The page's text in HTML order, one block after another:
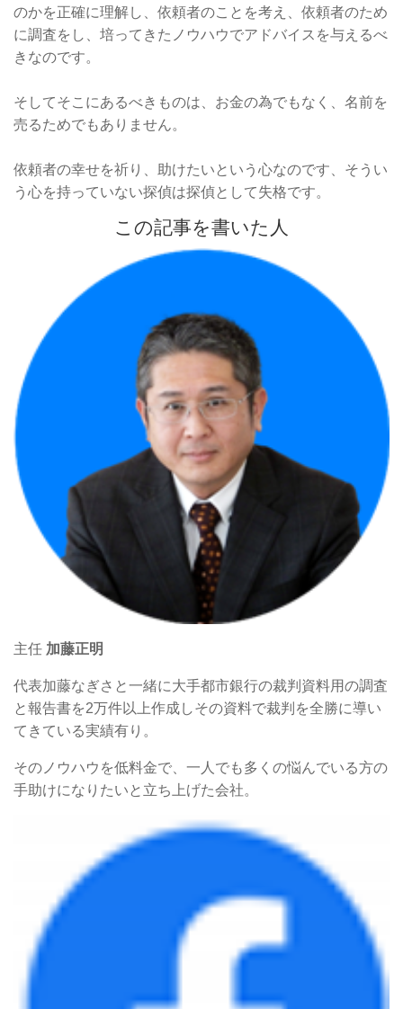
のかを正確に理解し、依頼者のことを考え、依頼者のため
に調査をし、培ってきたノウハウでアドバイスを与えるべ
きなのです。
そしてそこにあるべきものは、お金の為でもなく、名前を
売るためでもありません。
依頼者の幸せを祈り、助けたいという心なのです、そうい
う心を持っていない探偵は探偵として失格です。
この記事を書いた人
主任 加藤正明
代表加藤なぎさと一緒に大手都市銀行の裁判資料用の調査
と報告書を2万件以上作成しその資料で裁判を全勝に導い
てきている実績有り。
そのノウハウを低料金で、一人でも多くの悩んでいる方の
手助けになりたいと立ち上げた会社。